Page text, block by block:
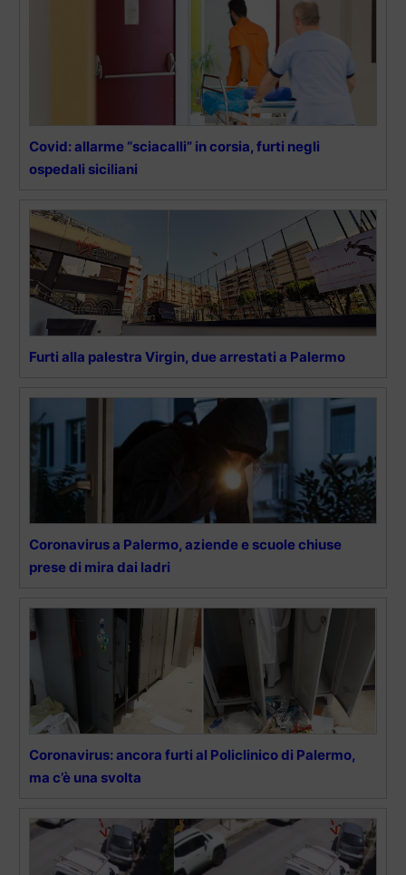
Covid: allarme “sciacalli” in corsia, furti negli
ospedali siciliani
Furti alla palestra Virgin, due arrestati a Palermo
Coronavirus a Palermo, aziende e scuole chiuse
prese di mira dai ladri
Coronavirus: ancora furti al Policlinico di Palermo,
ma c’è una svolta